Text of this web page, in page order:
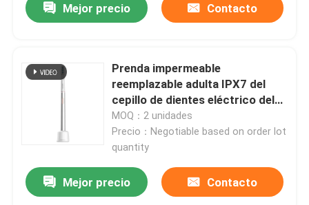
Control de calidad
Contacta con nosotros
Solicitar una cita
Cepillo de dientes eléctrico del cuidado oral
Cepillo de dientes eléctrico impermeable
Mejor precio Contacto
Prenda impermeable
reemplazable adulta IPX7 del
cepillo de dientes eléctrico del
cuidado recargable de la goma
MOQ：2 unidades
Precio：Negotiable based on order lot
quantity
Mejor precio Contacto